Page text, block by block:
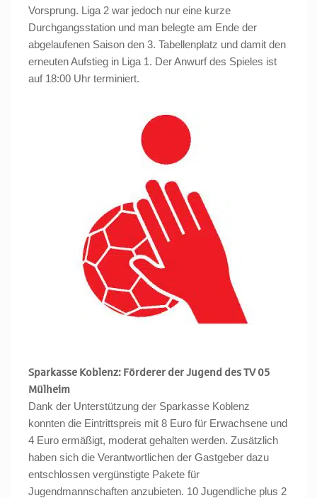
Vorsprung. Liga 2 war jedoch nur eine kurze
Durchgangsstation und man belegte am Ende der
abgelaufenen Saison den 3. Tabellenplatz und damit den
erneuten Aufstieg in Liga 1. Der Anwurf des Spieles ist
auf 18:00 Uhr terminiert.
Sparkasse Koblenz: Förderer der Jugend des TV 05
Mülheim
Dank der Unterstützung der Sparkasse Koblenz
konnten die Eintrittspreis mit 8 Euro für Erwachsene und
4 Euro ermäßigt, moderat gehalten werden. Zusätzlich
haben sich die Verantwortlichen der Gastgeber dazu
entschlossen vergünstigte Pakete für
Jugendmannschaften anzubieten. 10 Jugendliche plus 2